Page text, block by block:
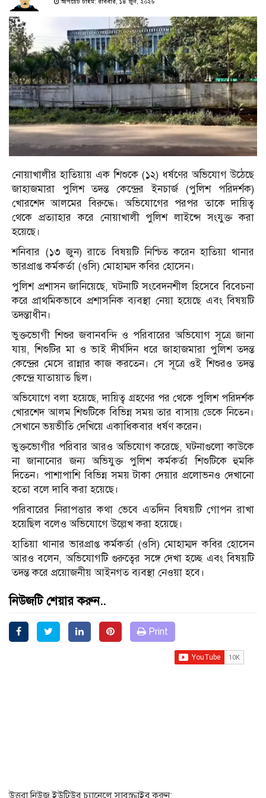
আপডেট টাইম: রবিবার, ১৪ জুন, ২০২৬
নোয়াখালীর হাতিয়ায় এক শিশুকে (১২) ধর্ষণের অভিযোগ উঠেছে
জাহাজমারা পুলিশ তদন্ত কেন্দ্রের ইনচার্জ (পুলিশ পরিদর্শক)
খোরশেদ আলমের বিরুদ্ধে। অভিযোগের পরপর তাকে দায়িত্ব
থেকে প্রত্যাহার করে নোয়াখালী পুলিশ লাইন্সে সংযুক্ত করা
হয়েছে।
শনিবার (১৩ জুন) রাতে বিষয়টি নিশ্চিত করেন হাতিয়া থানার
ভারপ্রাপ্ত কর্মকর্তা (ওসি) মোহাম্মদ কবির হোসেন।
পুলিশ প্রশাসন জানিয়েছে, ঘটনাটি সংবেদনশীল হিসেবে বিবেচনা
করে প্রাথমিকভাবে প্রশাসনিক ব্যবস্থা নেয়া হয়েছে এবং বিষয়টি
তদন্তাধীন।
ভুক্তভোগী শিশুর জবানবন্দি ও পরিবারের অভিযোগ সূত্রে জানা
যায়, শিশুটির মা ও ভাই দীর্ঘদিন ধরে জাহাজমারা পুলিশ তদন্ত
কেন্দ্রের মেসে রান্নার কাজ করতেন। সে সূত্রে ওই শিশুরও তদন্ত
কেন্দ্রে যাতায়াত ছিল।
অভিযোগে বলা হয়েছে, দায়িত্ব গ্রহণের পর থেকে পুলিশ পরিদর্শক
খোরশেদ আলম শিশুটিকে বিভিন্ন সময় তার বাসায় ডেকে নিতেন।
সেখানে ভয়ভীতি দেখিয়ে একাধিকবার ধর্ষণ করেন।
ভুক্তভোগীর পরিবার আরও অভিযোগ করেছে, ঘটনাগুলো কাউকে
না জানানোর জন্য অভিযুক্ত পুলিশ কর্মকর্তা শিশুটিকে হুমকি
দিতেন। পাশাপাশি বিভিন্ন সময় টাকা দেয়ার প্রলোভনও দেখানো
হতো বলে দাবি করা হয়েছে।
পরিবারের নিরাপত্তার কথা ভেবে এতদিন বিষয়টি গোপন রাখা
হয়েছিল বলেও অভিযোগে উল্লেখ করা হয়েছে।
হাতিয়া থানার ভারপ্রাপ্ত কর্মকর্তা (ওসি) মোহাম্মদ কবির হোসেন
আরও বলেন, অভিযোগটি গুরুত্বের সঙ্গে দেখা হচ্ছে এবং বিষয়টি
তদন্ত করে প্রয়োজনীয় আইনগত ব্যবস্থা নেওয়া হবে।
নিউজটি শেয়ার করুন..
Print